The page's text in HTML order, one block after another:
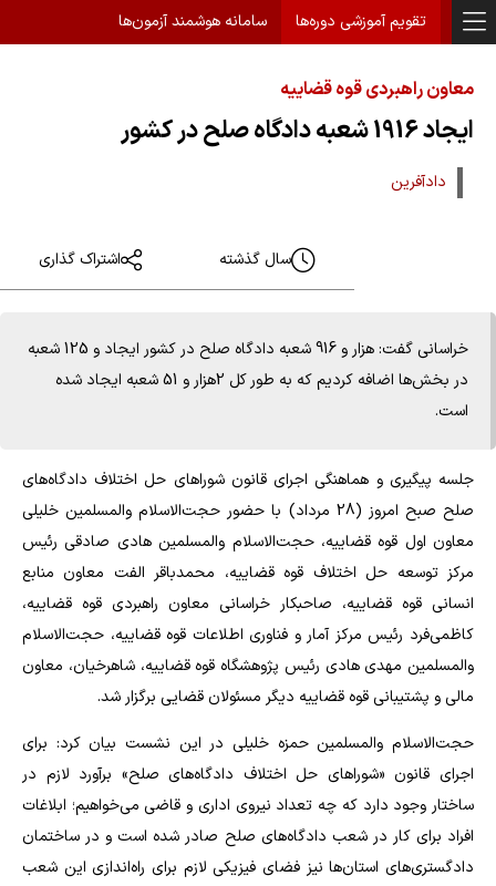
تقویم آموزشی دوره‌ها سامانه هوشمند آزمون‌ها
معاون راهبردی قوه قضاییه
ایجاد 1916 شعبه دادگاه صلح در کشور
دادآفرین
سال گذشته اشتراک گذاری
خراسانی گفت: هزار و 916 شعبه دادگاه صلح در کشور ایجاد و 125 شعبه
در بخش‌ها اضافه کردیم که به طور کل 2هزار و 51 شعبه ایجاد شده
است.
جلسه پیگیری و هماهنگی اجرای قانون شورا‌های حل اختلاف دادگاه‌های
صلح صبح امروز (28 مرداد) با حضور حجت‌الاسلام والمسلمین خلیلی
معاون اول قوه قضاییه، حجت‌الاسلام والمسلمین هادی صادقی رئیس
مرکز توسعه حل اختلاف قوه قضاییه، محمدباقر الفت معاون منابع
انسانی قوه قضاییه، صاحبکار خراسانی معاون راهبردی قوه قضاییه،
کاظمی‌فرد رئیس مرکز آمار و فناوری اطلاعات قوه قضاییه، حجت‌الاسلام
والمسلمین مهدی هادی رئیس پژوهشگاه قوه قضاییه، شاهرخیان، معاون
مالی و پشتیبانی قوه قضاییه دیگر مسئولان قضایی برگزار شد.
حجت‌الاسلام والمسلمین حمزه خلیلی در این نشست بیان کرد: برای
اجرای قانون «شورا‌های حل اختلاف دادگاه‌های صلح» برآورد لازم در
ساختار وجود دارد که چه تعداد نیروی اداری و قاضی می‌خواهیم؛ ابلاغات
افراد برای کار در شعب دادگاه‌های صلح صادر شده است و در ساختمان
دادگستری‌های استان‌ها نیز فضای فیزیکی لازم برای راه‌اندازی این شعب